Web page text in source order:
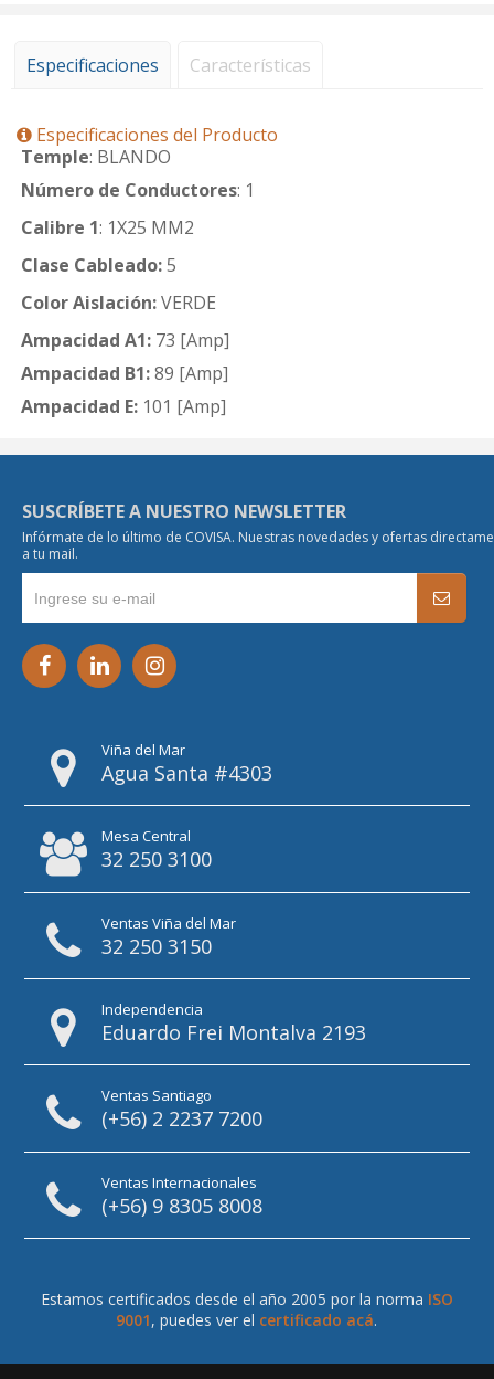
Especificaciones Características
Especificaciones del Producto
Temple: BLANDO
Número de Conductores: 1
Calibre 1: 1X25 MM2
Clase Cableado:5
Color Aislación:VERDE
Ampacidad A1: 73 [Amp]
Ampacidad B1:89 [Amp]
Ampacidad E: 101 [Amp]
SUSCRÍBETE A NUESTRO NEWSLETTER
Infórmate de lo último de COVISA. Nuestras novedades y ofertas
a tu mail.
Viña del Mar
Agua Santa #4303
Mesa Central
32 250 3100
Ventas Viña del Mar
32 250 3150
Independencia
Eduardo Frei Montalva 2193
Ventas Santiago
(+56) 2 2237 7200
Ventas Internacionales
(+56) 9 8305 8008
Estamos certificados desde el año 2005 por la norma ISO
9001, puedes ver el certificado acá.